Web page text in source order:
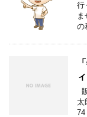
行
の
太